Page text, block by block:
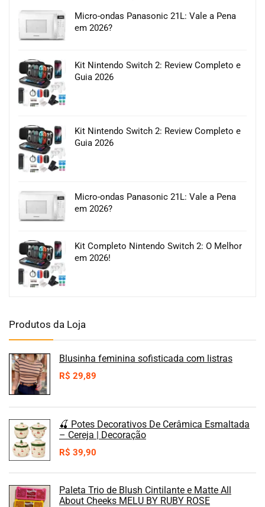
Micro-ondas Panasonic 21L: Vale a Pena
em 2026?
Kit Nintendo Switch 2: Review Completo e
Guia 2026
Kit Nintendo Switch 2: Review Completo e
Guia 2026
Micro-ondas Panasonic 21L: Vale a Pena
em 2026?
Kit Completo Nintendo Switch 2: O Melhor
em 2026!
Produtos da Loja
Blusinha feminina sofisticada com listras
R$ 29,89
🍒 Potes Decorativos De Cerâmica Esmaltada
– Cereja | Decoração
R$ 39,90
Paleta Trio de Blush Cintilante e Matte All
About Cheeks MELU BY RUBY ROSE